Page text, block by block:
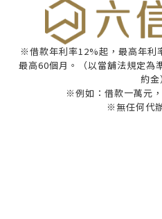
※借款年利率12%起，最高年利
最高60個月。（以當舖法規定為
約金
※例如：借款一萬元
※無任何代